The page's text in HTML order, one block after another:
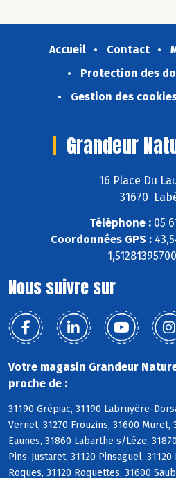
Accueil Contact
Protection des
Gestion des
Grandeur
16 Place Du
31670
Téléphone :05
Coordonnées GPS :
Nous suivre sur
Votre magasin Grandeur
proche de :
31190 Grépiac, 31190 Labruyère-
Vernet, 31270 Frouzins, 31600 Muret,
Eaunes, 31860 Labarthe s/Lèze,
Pins-Justaret, 31120 Pinsaguel,
Roques, 31120 Roquettes, 31600